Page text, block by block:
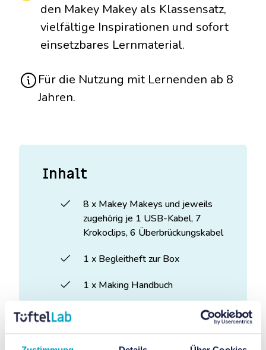
den Makey Makey als Klassensatz,
vielfältige Inspirationen und sofort
einsetzbares Lernmaterial.
Für die Nutzung mit Lernenden ab 8
Jahren.
Inhalt
8 x Makey Makeys und jeweils
zugehörig je 1 USB-Kabel, 7
Krokoclips, 6 Überbrückungskabel
1 x Begleitheft zur Box
1 x Making Handbuch
8 x Lernkartenset Grundlagen